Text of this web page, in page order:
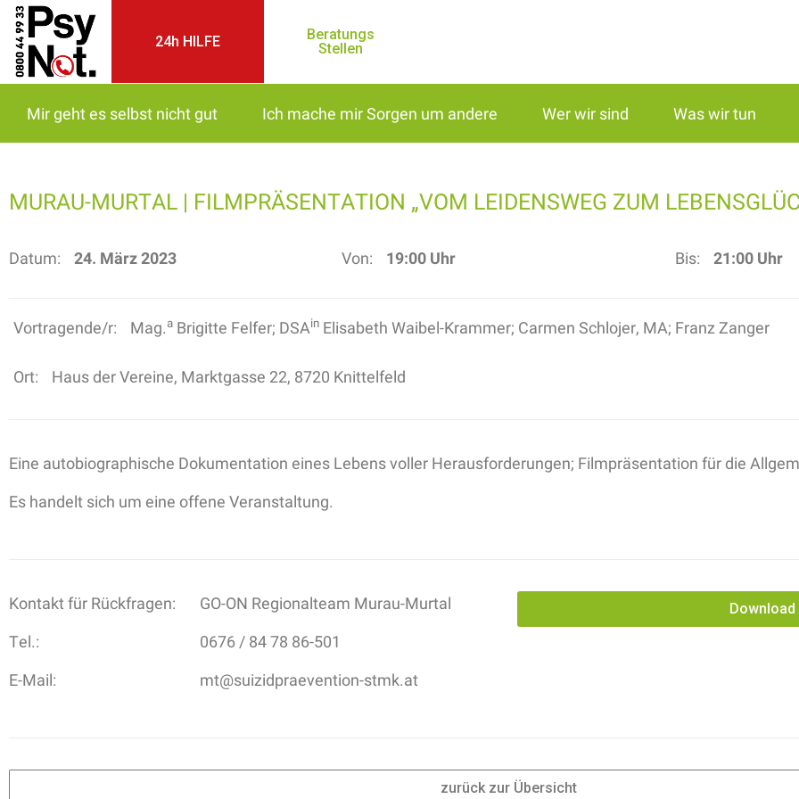
24h HILFE
Beratungs
Stellen
Mir geht es selbst nicht gut Ich mache mir Sorgen um andere Wer wir sind Was wir tun
MURAU-MURTAL | FILMPRÄSENTATION „VOM LEIDENSWEG ZUM
Datum: 24. März 2023 Von: 19:00 Uhr Bis: 21:00 Uhr
Vortragende/r: Mag.a Brigitte Felfer; DSAin Elisabeth Waibel-Krammer; Carmen Schlojer, MA; Franz Zanger
Ort: Haus der Vereine, Marktgasse 22, 8720 Knittelfeld
Eine autobiographische Dokumentation eines Lebens voller Herausforderungen; Filmpräsentation für die
Es handelt sich um eine offene Veranstaltung.
Kontakt für Rückfragen:
GO-ON Regionalteam Murau-Murtal
Tel.:
0676 / 84 78 86-501
E-Mail:
mt@suizidpraevention-stmk.at
Download
zurück zur Übersicht